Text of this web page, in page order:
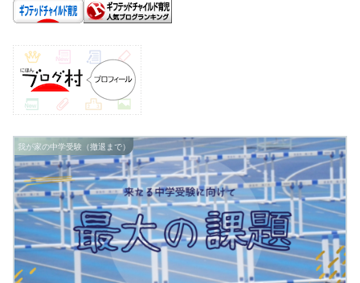
我が家の中学受験（撤退まで）